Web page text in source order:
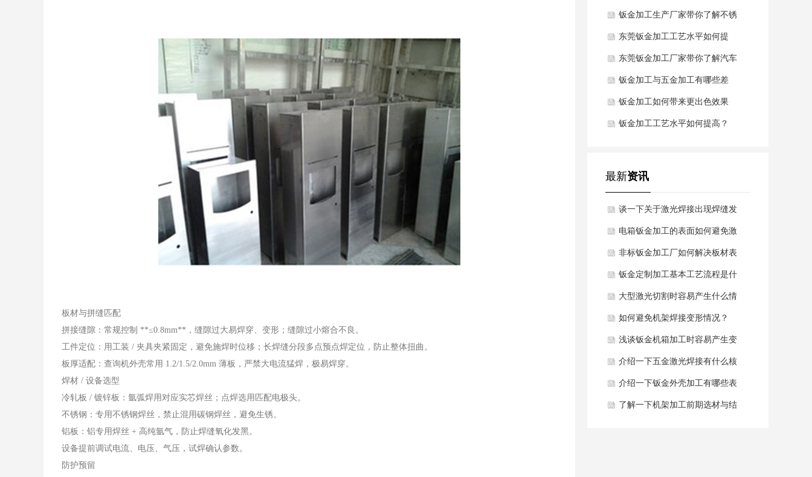
板材与拼缝匹配
拼接缝隙：常规控制 **≤0.8mm**，缝隙过大易焊穿、变形；缝隙过小熔合不良。
工件定位：用工装 / 夹具夹紧固定，避免施焊时位移；长焊缝分段多点预点焊定位，防止整体扭曲。
板厚适配：查询机外壳常用 1.2/1.5/2.0mm 薄板，严禁大电流猛焊，极易焊穿。
焊材 / 设备选型
冷轧板 / 镀锌板：氩弧焊用对应实芯焊丝；点焊选用匹配电极头。
不锈钢：专用不锈钢焊丝，禁止混用碳钢焊丝，避免生锈。
铝板：铝专用焊丝 + 高纯氩气，防止焊缝氧化发黑。
设备提前调试电流、电压、气压，试焊确认参数。
防护预留
钣金加工生产厂家带你了解不锈
钢钣金加工的材料
东莞钣金加工工艺水平如何提
高？
东莞钣金加工厂家带你了解汽车
钣金的材质规定
钣金加工与五金加工有哪些差
别？
钣金加工如何带来更出色效果
钣金加工工艺水平如何提高？
最新资讯
谈一下关于激光焊接出现焊缝发
黄发黑如何解决？
电箱钣金加工的表面如何避免激
光烧痕？
非标钣金加工厂如何解决板材表
面压痕去除？
钣金定制加工基本工艺流程是什
么？
大型激光切割时容易产生什么情
况？
如何避免机架焊接变形情况？
浅谈钣金机箱加工时容易产生变
形原因是什么？
介绍一下五金激光焊接有什么核
心优势？
介绍一下钣金外壳加工有哪些表
面处理工艺？
了解一下机架加工前期选材与结